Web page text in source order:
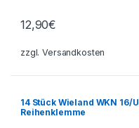
12,90€
zzgl.Versandkosten
14 Stück Wieland WKN 16/U
Reihenklemme